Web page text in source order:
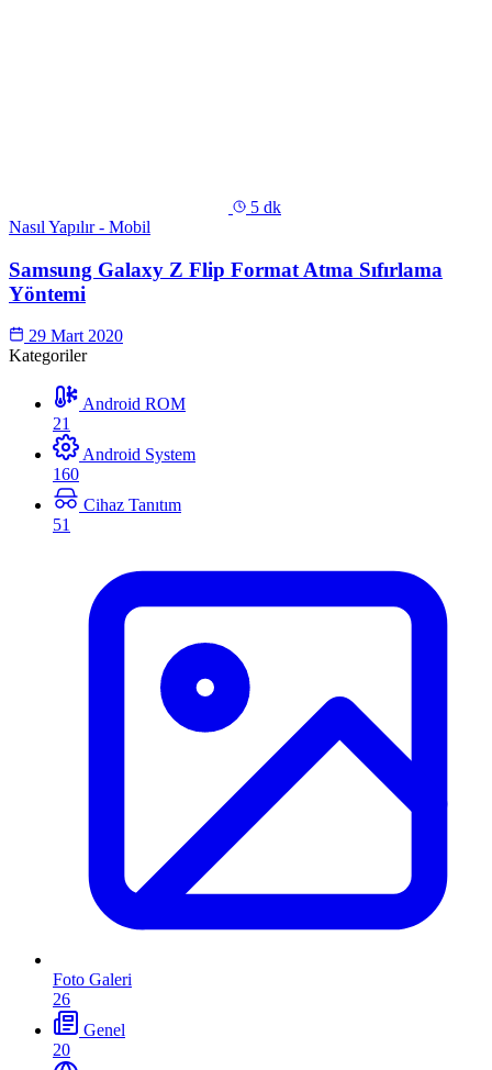
5 dk
Nasıl Yapılır - Mobil
Samsung Galaxy Z Flip Format Atma Sıfırlama
Yöntemi
29 Mart 2020
Kategoriler
Android ROM
21
Android System
160
Cihaz Tanıtım
51
Foto Galeri
26
Genel
20